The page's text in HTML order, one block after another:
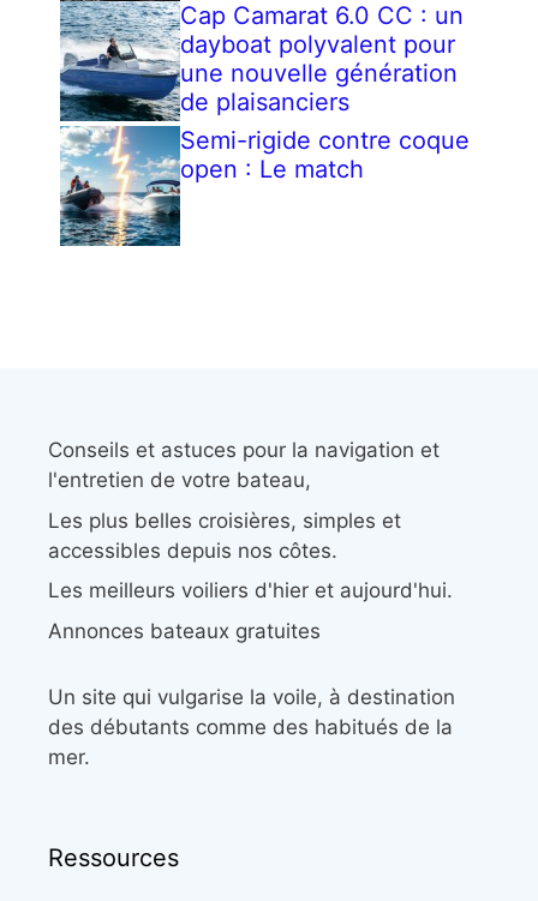
Cap Camarat 6.0 CC : un
dayboat polyvalent pour
une nouvelle génération
de plaisanciers
Semi-rigide contre coque
open : Le match
Conseils et astuces pour la navigation et
l'entretien de votre bateau,
Les plus belles croisières, simples et
accessibles depuis nos côtes.
Les meilleurs voiliers d'hier et aujourd'hui.
Annonces bateaux gratuites
Un site qui vulgarise la voile, à destination
des débutants comme des habitués de la
mer.
Ressources